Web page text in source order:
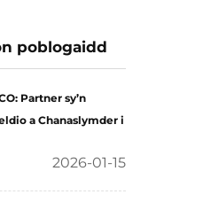
poblogaidd
Partner sy’n
a Chanaslymder i
2026-01-15